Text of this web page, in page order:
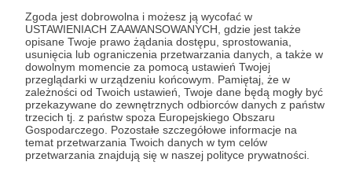
Zgoda jest dobrowolna i możesz ją wycofać w
USTAWIENIACH ZAAWANSOWANYCH, gdzie jest także
opisane Twoje prawo żądania dostępu, sprostowania,
usunięcia lub ograniczenia przetwarzania danych, a także w
dowolnym momencie za pomocą ustawień Twojej
przeglądarki w urządzeniu końcowym. Pamiętaj, że w
zależności od Twoich ustawień, Twoje dane będą mogły być
przekazywane do zewnętrznych odbiorców danych z państw
trzecich tj. z państw spoza Europejskiego Obszaru
Gospodarczego. Pozostałe szczegółowe informacje na
temat przetwarzania Twoich danych w tym celów
przetwarzania znajdują się w naszej polityce prywatności.
Dołącz do grona Patronów!
Wesprzyj działalność AutoraMagazyn Kreski
teraz!
Zostań Patronem